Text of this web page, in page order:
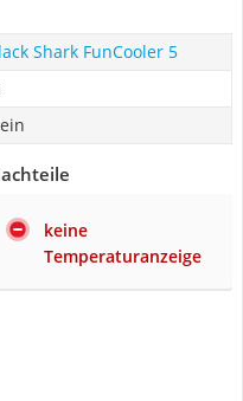
Shark FunCooler 5
keine
Temperaturanzeige